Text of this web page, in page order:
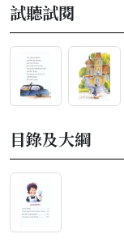
試聽試閱
目錄及大綱